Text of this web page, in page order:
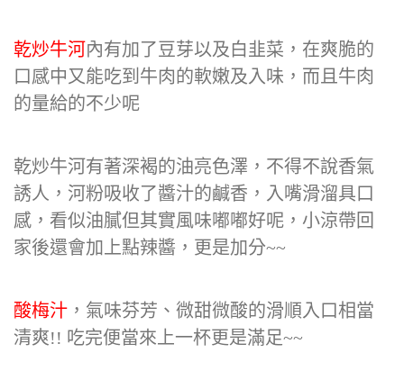
乾炒牛河 內有加了豆芽以及白韭菜，在爽脆的
口感中又能吃到牛肉的軟嫩及入味，而且牛肉
的量給的不少呢
乾炒牛河有著深褐的油亮色澤，不得不說香氣
誘人，河粉吸收了醬汁的鹹香，入嘴滑溜具口
感，看似油膩但其實風味嘟嘟好呢，小涼帶回
家後還會加上點辣醬，更是加分~~
酸梅汁 ，氣味芬芳、微甜微酸的滑順入口相當
清爽!! 吃完便當來上一杯更是滿足~~